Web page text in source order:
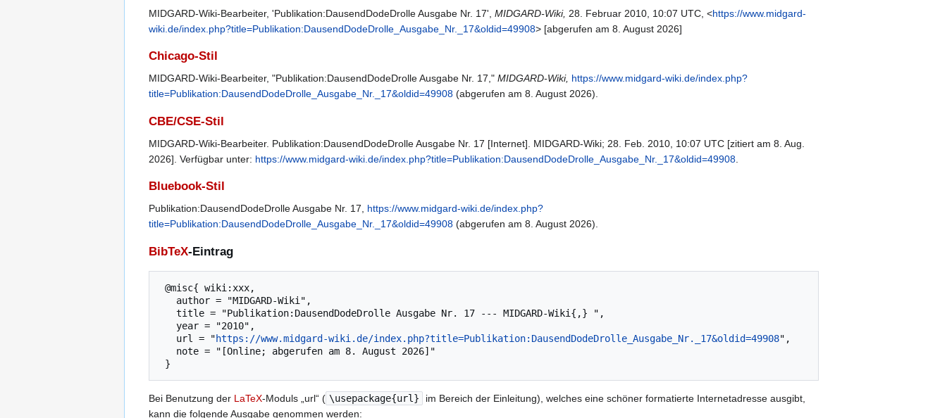
MIDGARD-Wiki-Bearbeiter, 'Publikation:DausendDodeDrolle Ausgabe Nr. 17', MIDGARD-Wiki, 28. Februar 2010, 10:07 UTC, <https://www.midgard-
wiki.de/index.php?title=Publikation:DausendDodeDrolle_Ausgabe_Nr._17&oldid=49908> [abgerufen am 8. August 2026]
Chicago-Stil
MIDGARD-Wiki-Bearbeiter, "Publikation:DausendDodeDrolle Ausgabe Nr. 17," MIDGARD-Wiki, https://www.midgard-wiki.de/index.php?
title=Publikation:DausendDodeDrolle_Ausgabe_Nr._17&oldid=49908 (abgerufen am 8. August 2026).
CBE/CSE-Stil
MIDGARD-Wiki-Bearbeiter. Publikation:DausendDodeDrolle Ausgabe Nr. 17 [Internet]. MIDGARD-Wiki; 28. Feb. 2010, 10:07 UTC [zitiert am 8. Aug.
2026]. Verfügbar unter: https://www.midgard-wiki.de/index.php?title=Publikation:DausendDodeDrolle_Ausgabe_Nr._17&oldid=49908
Bluebook-Stil
Publikation:DausendDodeDrolle Ausgabe Nr. 17, https://www.midgard-wiki.de/index.php?
title=Publikation:DausendDodeDrolle_Ausgabe_Nr._17&oldid=49908 (abgerufen am 8. August 2026).
BibTeX-Eintrag
   url = "
https://www.midgard-wiki.de/index.php?title=Publikation:DausendDodeDrolle_Ausgabe_Nr._17&oldid=49908",
Bei Benutzung der LaTeX-Moduls „url“ ( \usepackage{url}
im Bereich der Einleitung), welches eine schöner formatierte Internetadresse ausgibt,
kann die folgende Ausgabe genommen werden: